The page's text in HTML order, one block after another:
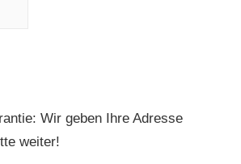
Wir geben Ihre Adresse
weiter!